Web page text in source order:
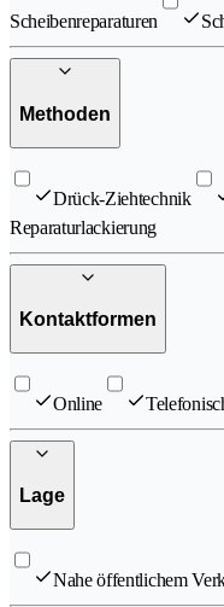
Scheibenreparaturen
Methoden
Drück-Ziehtechnik
Reparaturlackierung
Kontaktformen
Online
Lage
Nahe öffentlichem